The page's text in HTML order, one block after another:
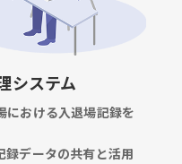
システム
における入退場記録を
録データの共有と活用